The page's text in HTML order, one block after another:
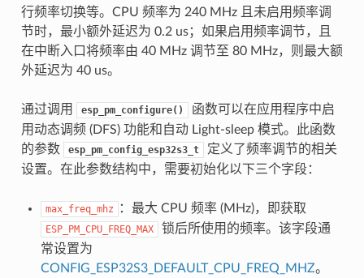
行频率切换等。CPU 频率为 240 MHz 且未启用频率调
节时，最小额外延迟为 0.2 us；如果启用频率调节，且
在中断入口将频率由 40 MHz 调节至 80 MHz，则最大额
外延迟为 40 us。
通过调用 esp_pm_configure()
函数可以在应用程序中启
用动态调频 (DFS) 功能和自动 Light-sleep 模式。此函数
的参数
esp_pm_config_esp32s3_t
定义了频率调节的相关
设置。在此参数结构中，需要初始化以下三个字段：
max_freq_mhz ：最大 CPU 频率 (MHz)，即获取
ESP_PM_CPU_FREQ_MAX
锁后所使用的频率。该字段通
常设置为
CONFIG_ESP32S3_DEFAULT_CPU_FREQ_MHZ。